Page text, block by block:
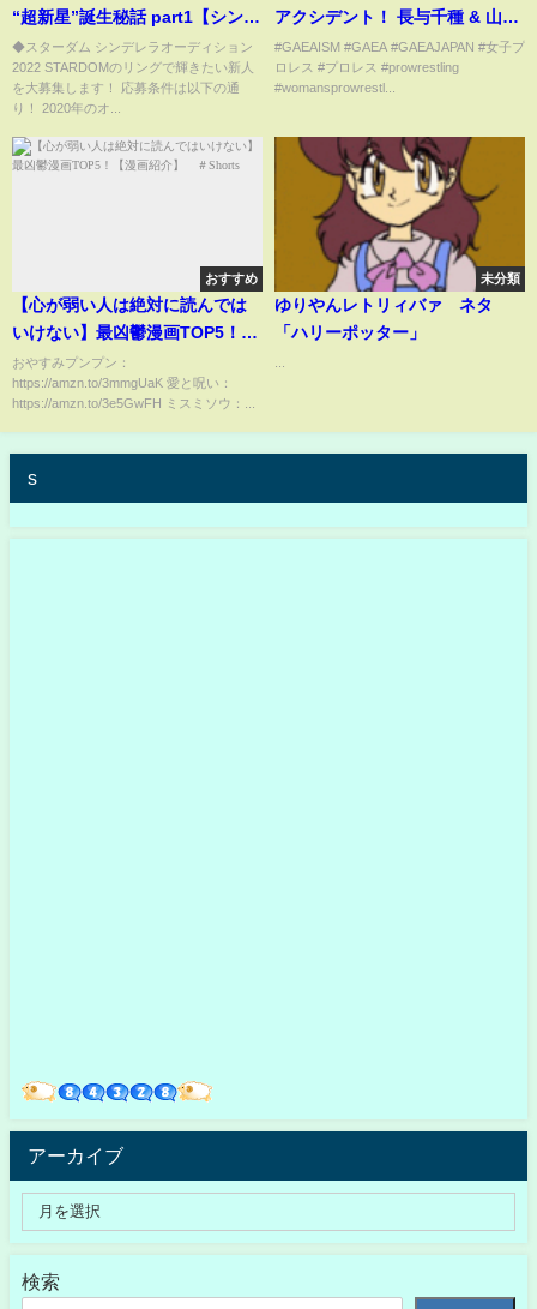
“超新星”誕生秘話 part1【シンデ
レラオーディション2022】
◆スターダム シンデレラオーディション
2022 STARDOMのリングで輝きたい新人
を大募集します！ 応募条件は以下の通
り！ 2020年のオ...
アクシデント！ 長与千種 & 山田
敏代 vs 尾崎魔弓 & KAORU
2003年5月18日 東京・後楽園ホ
#GAEAISM #GAEA #GAEAJAPAN #女子プ
ロレス #プロレス #prowrestling
#womansprowrestl...
おすすめ
【心が弱い人は絶対に読んでは
いけない】最凶鬱漫画TOP5！
【漫画紹介】 ＃Shorts
おやすみプンプン：
https://amzn.to/3mmgUaK 愛と呪い：
https://amzn.to/3e5GwFH ミスミソウ：...
未分類
ゆりやんレトリィバァ ネタ
「ハリーポッター」
s
アーカイブ
検索